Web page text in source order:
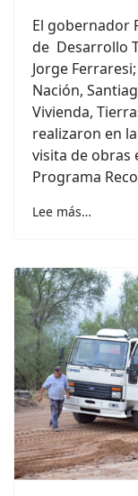
El gobernador
de Desarrollo
Jorge
Nación,
Vivienda,
realizaron en
visita de obras
Programa
Lee más…